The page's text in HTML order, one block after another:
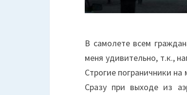
В самолете всем
меня удивительно, т.к.,
Строгие пограничники
Сразу при выходе из